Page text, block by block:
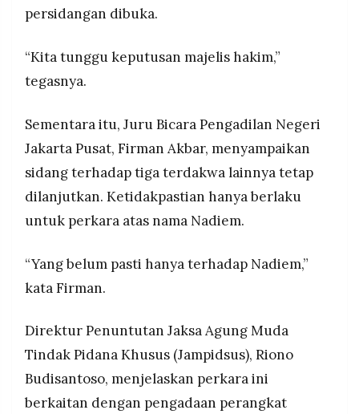
persidangan dibuka.
“Kita tunggu keputusan majelis hakim,”
tegasnya.
Sementara itu, Juru Bicara Pengadilan Negeri
Jakarta Pusat, Firman Akbar, menyampaikan
sidang terhadap tiga terdakwa lainnya tetap
dilanjutkan. Ketidakpastian hanya berlaku
untuk perkara atas nama Nadiem.
“Yang belum pasti hanya terhadap Nadiem,”
kata Firman.
Direktur Penuntutan Jaksa Agung Muda
Tindak Pidana Khusus (Jampidsus), Riono
Budisantoso, menjelaskan perkara ini
berkaitan dengan pengadaan perangkat